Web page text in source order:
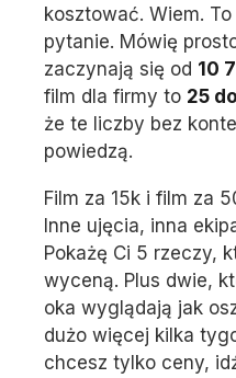
kosztować. Wiem.
pytanie. Mówię
zaczynają się od 10
film dla firmy to 25
że te liczby bez
powiedzą.
Film za 15k i film za
Inne ujęcia, inna
Pokażę Ci 5 rzeczy,
wyceną. Plus dwie,
oka wyglądają jak
dużo więcej kilka
chcesz tylko ceny,